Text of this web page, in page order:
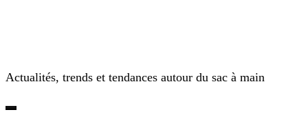
Actualités, trends et tendances autour du sac à main